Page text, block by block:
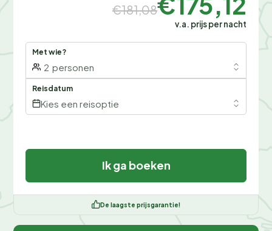
€181,08
v.a. prijs per nacht
Met wie?
2 personen
Reisdatum
Kies een reisoptie
Ik ga boeken
De laagste prijsgarantie!